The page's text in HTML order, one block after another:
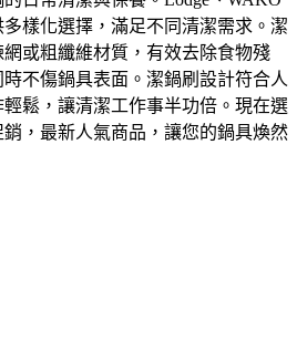
樣化選擇，滿足不同清潔需求。潔
或粗纖維材質，有效去除食物殘
不傷鍋具表面。潔鍋刷設計符合人
鬆，讓清潔工作事半功倍。現在選
，最新人氣商品，讓您的鍋具煥然